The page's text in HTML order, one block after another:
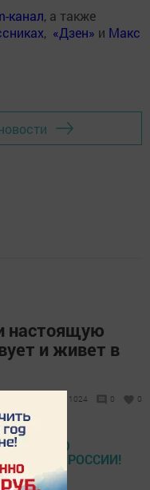
канал, а также
, «Дзен» и Макс
настоящую
и живет в
1024 0 0